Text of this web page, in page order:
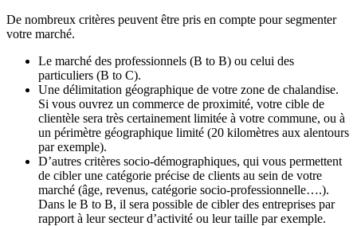
De nombreux critères peuvent être pris en compte pour segmenter
votre marché.
Le marché des professionnels (B to B) ou celui des
particuliers (B to C).
Une délimitation géographique de votre zone de chalandise.
Si vous ouvrez un commerce de proximité, votre cible de
clientèle sera très certainement limitée à votre commune, ou à
un périmètre géographique limité (20 kilomètres aux alentours
par exemple).
D’autres critères socio-démographiques, qui vous permettent
de cibler une catégorie précise de clients au sein de votre
marché (âge, revenus, catégorie socio-professionnelle….).
Dans le B to B, il sera possible de cibler des entreprises par
rapport à leur secteur d’activité ou leur taille par exemple.